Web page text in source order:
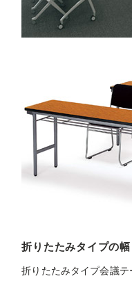
折りたたみタイプの幅
折りたたみタイプ会議